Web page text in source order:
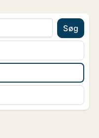
Søg